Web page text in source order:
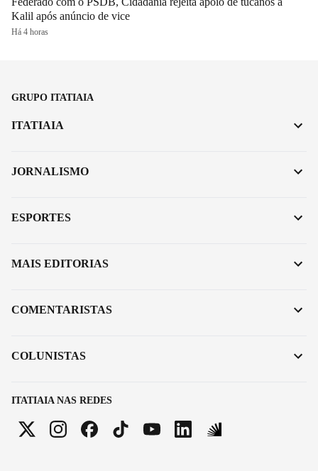
Kalil após anúncio de vice
Há 4 horas
GRUPO ITATIAIA
ITATIAIA NAS REDES
ITATIAIA
JORNALISMO
ESPORTES
MAIS EDITORIAS
COMENTARISTAS
COLUNISTAS